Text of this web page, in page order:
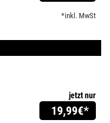
*inkl. MwSt
jetzt nur
19,99€*